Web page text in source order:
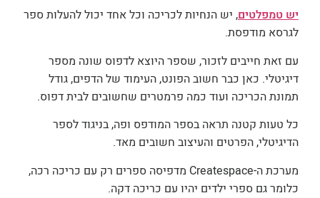
יש טמפלטים, יש הנחיות לכריכה וכל אחד יכול להעלות ספר
לגרסא מודפסת.
עם זאת חייבים לזכור, שספר היוצא לדפוס שונה מספר
דיגיטלי. כאן כבר חשוב הפונט, העימוד של הדפים, גודל
תמונת הכריכה ועוד כמה פרמטרים שחשובים לבית דפוס.
כל טעות קטנה תראה בספר המודפס ופה, בניגוד לספר
הדיגיטלי, הפרטים והעיצוב חשובים מאד.
מערכת ה-Createspace מדפיסה ספרים רק עם כריכה רכה,
כלומר גם ספרי ילדים יהיו עם כריכה דקה.